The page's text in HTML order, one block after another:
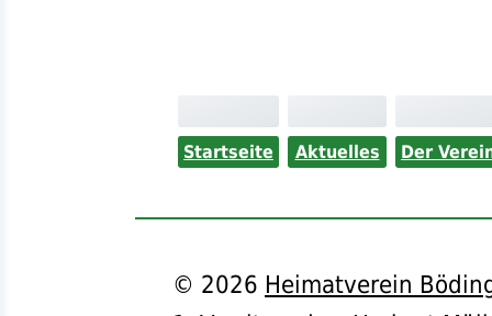
Startseite Aktuelles Der
© 2026 Heimatverein